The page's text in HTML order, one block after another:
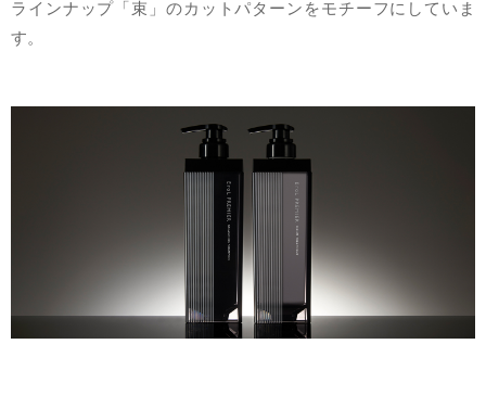
ラインナップ「束」のカットパターンをモチーフにしていま
す。